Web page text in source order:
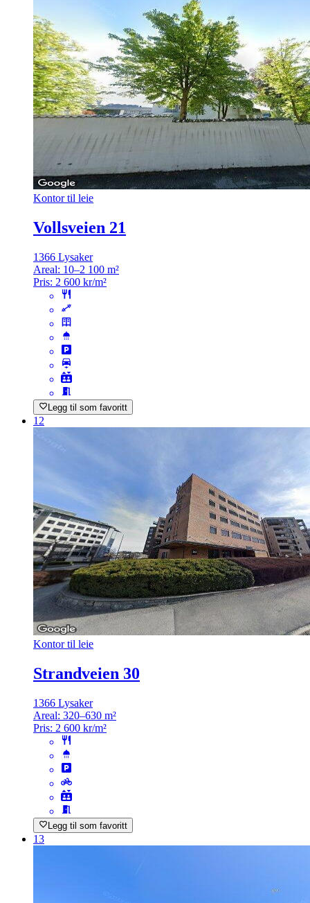
Kontor til leie
Vollsveien 21
1366 Lysaker
Areal: 10–2 100 m²
Pris: 2 600 kr/m²
Legg til som favoritt
12
Kontor til leie
Strandveien 30
1366 Lysaker
Areal: 320–630 m²
Pris: 2 600 kr/m²
Legg til som favoritt
13